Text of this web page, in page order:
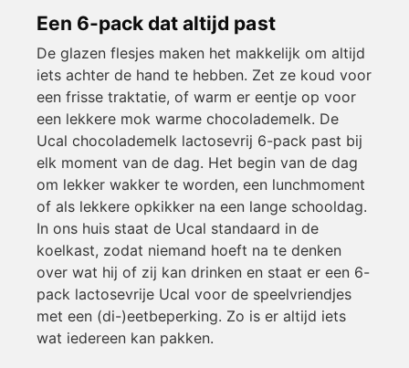
Een 6-pack dat altijd past
De glazen flesjes maken het makkelijk om altijd
iets achter de hand te hebben. Zet ze koud voor
een frisse traktatie, of warm er eentje op voor
een lekkere mok warme chocolademelk. De
Ucal chocolademelk lactosevrij 6-pack past bij
elk moment van de dag. Het begin van de dag
om lekker wakker te worden, een lunchmoment
of als lekkere opkikker na een lange schooldag.
In ons huis staat de Ucal standaard in de
koelkast, zodat niemand hoeft na te denken
over wat hij of zij kan drinken en staat er een 6-
pack lactosevrije Ucal voor de speelvriendjes
met een (di-)eetbeperking. Zo is er altijd iets
wat iedereen kan pakken.